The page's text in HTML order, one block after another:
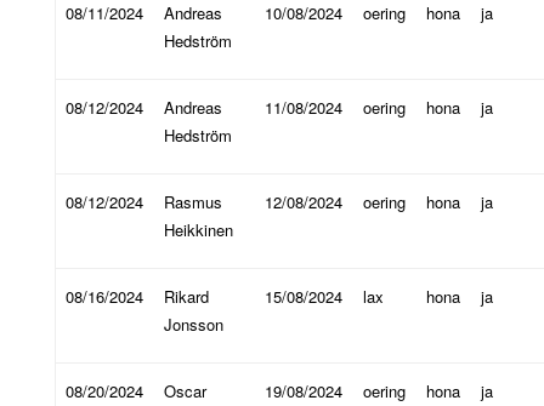
08/11/2024
Andreas
Hedström
10/08/2024 oering hona ja
08/12/2024
Andreas
Hedström
11/08/2024 oering hona ja
08/12/2024
Rasmus
Heikkinen
12/08/2024 oering hona ja
08/16/2024
Rikard
Jonsson
15/08/2024 lax hona ja
08/20/2024
Oscar
19/08/2024 oering hona ja